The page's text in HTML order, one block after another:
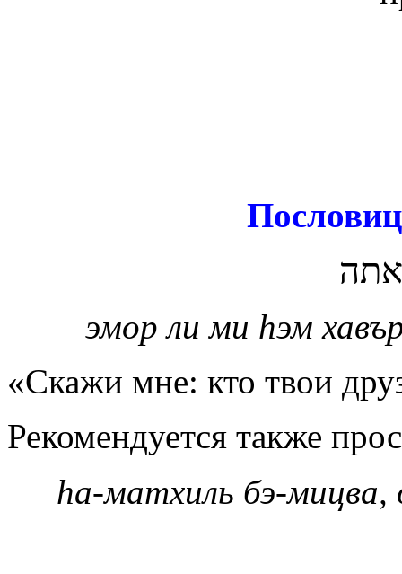
אתה
эмор ли ми hэм
«Скажи мне: кто твои
Рекомендуется также
hа-матхиль бэ-